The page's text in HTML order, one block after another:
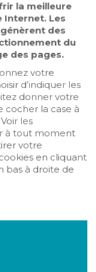
la meilleure
Internet. Les
des
du
des pages.
votre
d’indiquer les
donner votre
cocher la case à
les
à tout moment
votre
en cliquant
bas à droite de